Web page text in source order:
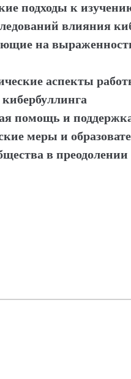
подходы к
влияния
на
аспекты
помощь и
меры и
в преодолении